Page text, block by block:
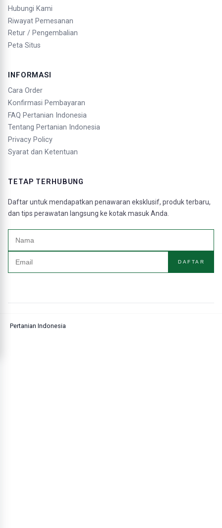
Hubungi Kami
Riwayat Pemesanan
Retur / Pengembalian
Peta Situs
INFORMASI
Cara Order
Konfirmasi Pembayaran
FAQ Pertanian Indonesia
Tentang Pertanian Indonesia
Privacy Policy
Syarat dan Ketentuan
TETAP TERHUBUNG
Daftar untuk mendapatkan penawaran eksklusif, produk terbaru,
dan tips perawatan langsung ke kotak masuk Anda.
DAFTAR
Pertanian Indonesia